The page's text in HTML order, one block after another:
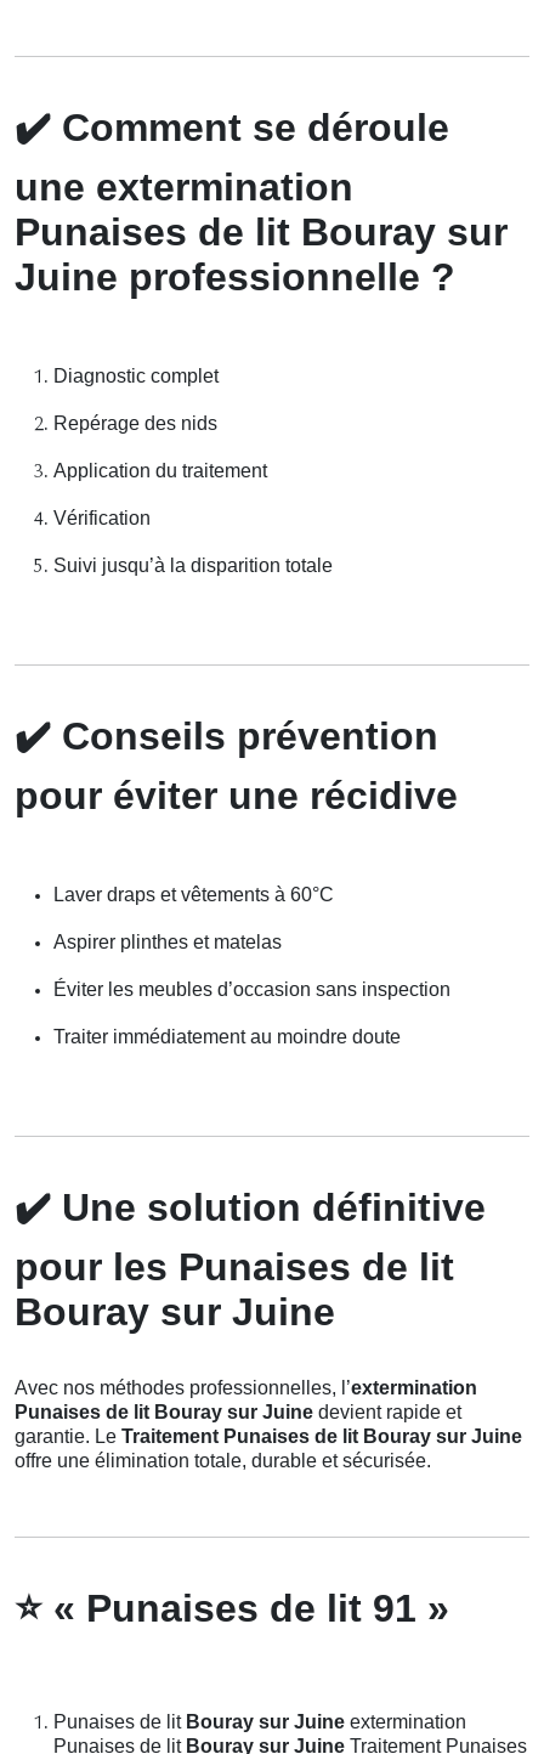
✔️ Comment se déroule
une extermination
Punaises de lit Bouray sur
Juine professionnelle ?
Diagnostic complet
Repérage des nids
Application du traitement
Vérification
Suivi jusqu’à la disparition totale
✔️ Conseils prévention
pour éviter une récidive
Laver draps et vêtements à 60°C
Aspirer plinthes et matelas
Éviter les meubles d’occasion sans inspection
Traiter immédiatement au moindre doute
✔️ Une solution définitive
pour les Punaises de lit
Bouray sur Juine
Avec nos méthodes professionnelles, l’extermination
Punaises de lit Bouray sur Juine devient rapide et
garantie. Le Traitement Punaises de lit Bouray sur Juine
offre une élimination totale, durable et sécurisée.
⭐« Punaises de lit 91 »
Punaises de lit Bouray sur Juine extermination
Punaises de lit Bouray sur Juine Traitement Punaises